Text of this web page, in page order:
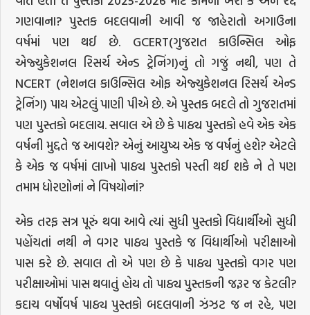
ગણવાના? પુસ્તક બદલવાની આવી જ જાહેરાતો અગાઉના
વર્ષમાં પણ થઈ છે. GCERT(ગુજરાત કાઉન્સિલ ઓફ
એજ્યુકેશનલ રિસર્ચ એન્ડ ટ્રેનિંગ)નું તો ગજું નથી, પણ તે
NCERT (નેશનલ કાઉન્સિલ ઓફ એજ્યુકેશનલ રિસર્ચ એન્ડ
ટ્રેનિંગ) પાય એટલું પાણી પીએ છે. એ પુસ્તક બદલે તો ગુજરાતમાં
પણ પુસ્તકો બદલાય. સવાલ એ છે કે પાઠ્ય પુસ્તકો હવે એક એક
વર્ષની મુદ્દતે જ આવશે? એનું આયુષ્ય એક જ વર્ષનું હશે? એટલે
કે એક જ વર્ષમાં લાખો પાઠ્ય પુસ્તકો પસ્તી થઈ શકે ને તે પણ
તમામ ધોરણોનાં ને વિષયોનાં?
એક તરફ સત્ર પૂરું થવા આવે ત્યાં સુધી પુસ્તકો વિદ્યાર્થીઓ સુધી
પહોંચતાં નથી ને વગર પાઠ્ય પુસ્તકે જ વિદ્યાર્થીઓ પરીક્ષાઓ
પાસ કરે છે. સવાલ તો એ પણ છે કે પાઠ્ય પુસ્તકો વગર પણ
પરીક્ષાઓમાં પાસ થવાતું હોય તો પાઠ્ય પુસ્તકની જરૂર જ કેટલી?
કદાચ વર્ષોવર્ષ પાઠ્ય પુસ્તકો બદલવાની ઝંઝટ જ ન રહે, પણ